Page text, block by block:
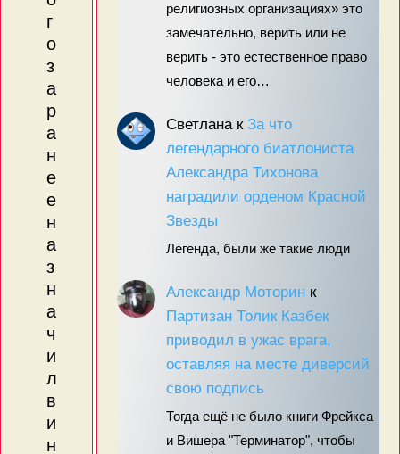
г
о
з
а
р
а
н
е
е
н
а
з
н
а
ч
и
л
в
и
н
религиозных организациях» это
замечательно, верить или не
верить - это естественное право
человека и его…
Светлана кЗа что
легендарного биатлониста
Александра Тихонова
наградили орденом Красной
Звезды
Легенда, были же такие люди
Александр Моторин к
Партизан Толик Казбек
приводил в ужас врага,
оставляя на месте диверсий
свою подпись
Тогда ещё не было книги Фрейкса
и Вишера "Терминатор", чтобы